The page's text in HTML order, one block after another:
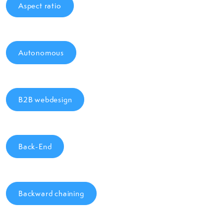
Aspect ratio
Autonomous
B2B webdesign
Back-End
Backward chaining